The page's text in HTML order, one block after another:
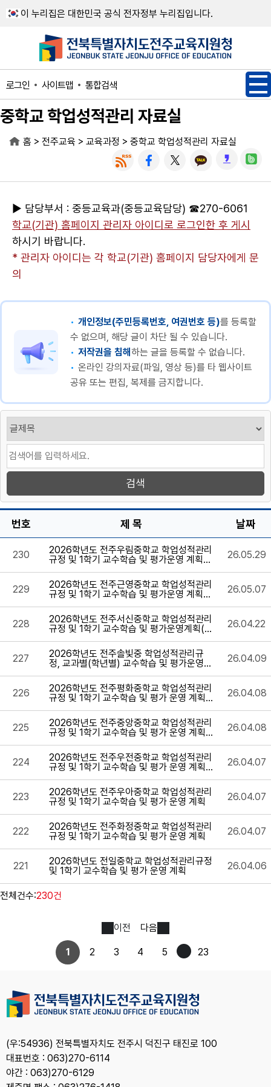
이 누리집은 대한민국 공식 전자정부 누리집입니다.
로그인 사이트맵 통합검색
중학교 학업성적관리 자료실
홈 > 전주교육 > 교육과정 > 중학교 학업성적관리 자료실
▶ 담당부서 : 중등교육과(중등교육담당) ☎270-6061
학교(기관) 홈페이지 관리자 아이디로 로그인한 후 게시
하시기 바랍니다.
* 관리자 아이디는 각 학교(기관) 홈페이지 담당자에게 문
의
개인정보(주민등록번호, 여권번호 등)를 등록할
수 없으며, 해당 글이 차단 될 수 있습니다.
저작권을 침해하는 글을 등록할 수 없습니다.
온라인 강의자료(파일, 영상 등)를 타 웹사이트
공유 또는 편집, 복제를 금지합니다.
번호 제 목 날짜
230
2026학년도 전주우림중학교 학업성적관리
규정 및 1학기 교수학습 및 평가운영 계획서
(수정)
26.05.29
229
2026학년도 전주근영중학교 학업성적관리
규정 및 1학기 교수학습 및 평가운영 계획서
(수정)
26.05.07
228
2026학년도 전주서신중학교 학업성적관리
규정 및 1학기 교수학습 및 평가운영계획(최
종)
26.04.22
227
2026학년도 전주솔빛중 학업성적관리규
정, 교과별(학년별) 교수학습 및 평가운영계
획
26.04.09
226
2026학년도 전주평화중학교 학업성적관리
규정 및 1학기 교수학습 및 평가 운영 계획
최종
26.04.08
225
2026학년도 전주중앙중학교 학업성적관리
규정 및 1학기 교수학습 및 평가 운영 계획
최종
26.04.08
224
2026학년도 전주우전중학교 학업성적관리
규정 및 1학기 교수학습 및 평가 운영 계획
최종본
26.04.07
223
2026학년도 전주우아중학교 학업성적관리
규정 및 1학기 교수학습 및 평가 운영 계획
26.04.07
222
2026학년도 전주화정중학교 학업성적관리
규정 및 1학기 교수학습 및 평가 운영 계획
26.04.07
221
2026학년도 전일중학교 학업성적관리규정
및 1학기 교수학습 및 평가 운영 계획
26.04.06
전체건수:230건
이전
1 2 3 4 5 23
다음
(우:54936) 전북특별자치도 전주시 덕진구 태진로 100
대표번호 : 063)270-6114
야간 : 063)270-6129